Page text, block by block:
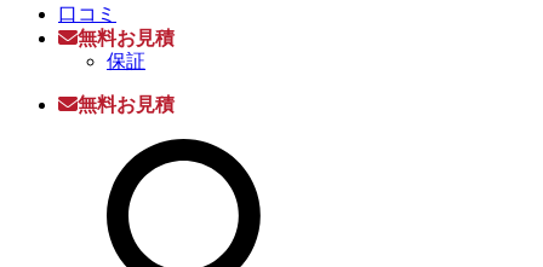
口コミ
無料お見積
保証
無料お見積